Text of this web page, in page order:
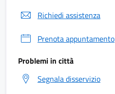
Richiedi assistenza
Prenota appuntamento
Problemi in città
Segnala disservizio